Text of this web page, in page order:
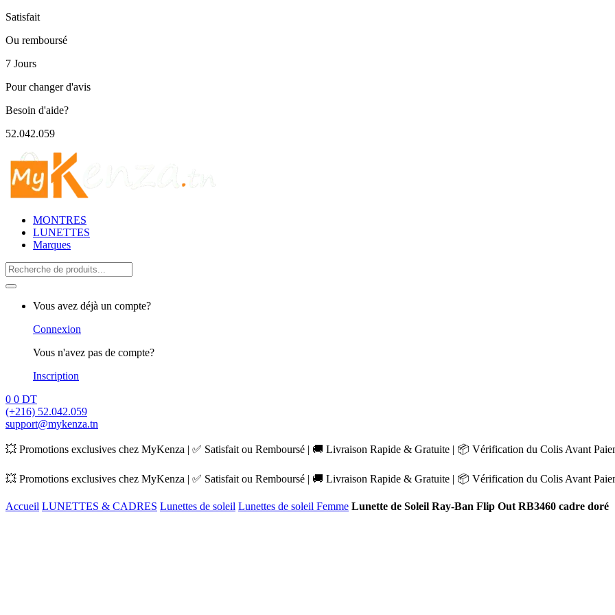
Satisfait
Ou remboursé
7 Jours
Pour changer d'avis
Besoin d'aide?
52.042.059
MONTRES
LUNETTES
Marques
Search
for:
Vous avez déjà un compte?
Connexion
Vous n'avez pas de compte?
Inscription
0 0 DT
(+216) 52.042.059
support@mykenza.tn
💥 Promotions exclusives chez MyKenza | ✅ Satisfait ou Remboursé | 🚚 Livraison Rapide & Gratuite | 📦 Vérification du Colis Avant
💥 Promotions exclusives chez MyKenza | ✅ Satisfait ou Remboursé | 🚚 Livraison Rapide & Gratuite | 📦 Vérification du Colis Avant
Accueil LUNETTES & CADRES Lunettes de soleil Lunettes de soleil Femme Lunette de Soleil Ray-Ban Flip Out RB3460 cadre doré